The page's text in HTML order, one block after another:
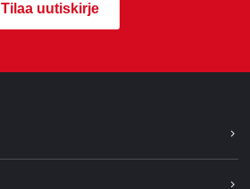
Tilaa uutiskirje